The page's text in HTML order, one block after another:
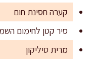
קערה חסינת חום
סיר קטן לחימום
מרית סיליקון